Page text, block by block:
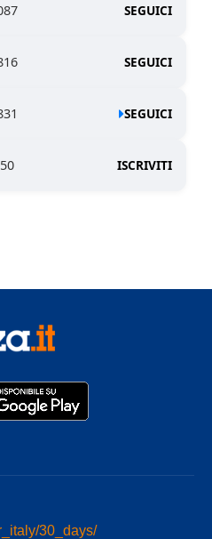
SEGUICI
SEGUICI
SEGUICI
ISCRIVITI
30_days/